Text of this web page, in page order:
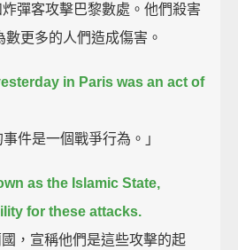
彈客攻擊巴黎數處。他們殺害
更多的人們造成傷害。
in Paris was an act of
件是一個戰爭行為。」
as the Islamic State,
for these attacks.
，宣稱他們是這些攻擊的起